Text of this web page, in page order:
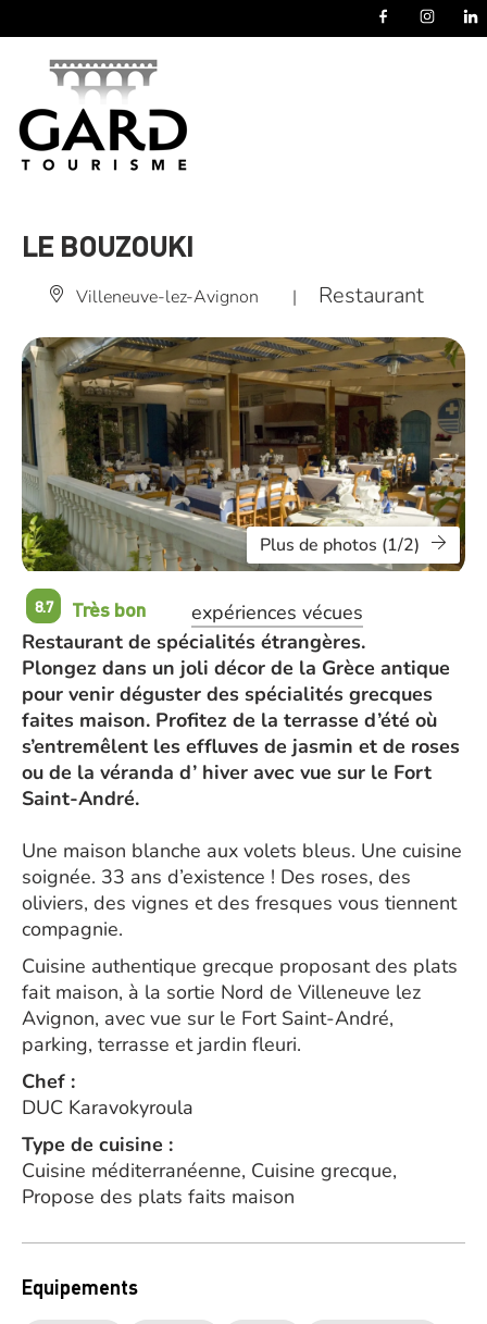
LE BOUZOUKI
Villeneuve-lez-Avignon | Restaurant
Plus de photos (1/2)
8.7 Très bon
expériences vécues
Restaurant de spécialités étrangères.
Plongez dans un joli décor de la Grèce antique
pour venir déguster des spécialités grecques
faites maison. Profitez de la terrasse d’été où
s’entremêlent les effluves de jasmin et de roses
ou de la véranda d’ hiver avec vue sur le Fort
Saint-André.
Une maison blanche aux volets bleus. Une cuisine
soignée. 33 ans d’existence ! Des roses, des
oliviers, des vignes et des fresques vous tiennent
compagnie.
Cuisine authentique grecque proposant des plats
fait maison, à la sortie Nord de Villeneuve lez
Avignon, avec vue sur le Fort Saint-André,
parking, terrasse et jardin fleuri.
Chef :
DUC Karavokyroula
Type de cuisine :
Cuisine méditerranéenne, Cuisine grecque,
Propose des plats faits maison
Equipements